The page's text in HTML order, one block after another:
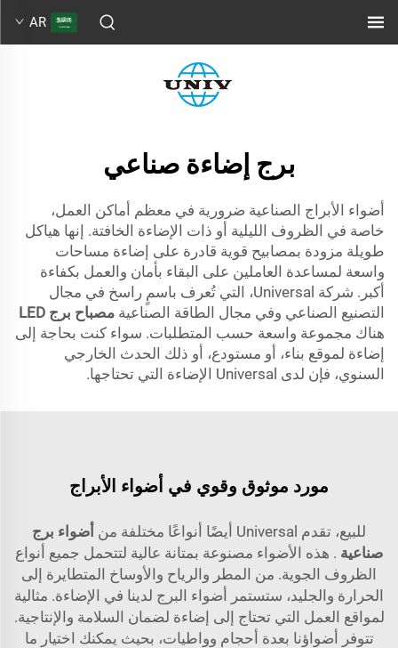
AR
برج إضاءة صناعي
أضواء الأبراج الصناعية ضرورية في معظم أماكن العمل،
خاصة في الظروف الليلية أو ذات الإضاءة الخافتة. إنها هياكل
طويلة مزودة بمصابيح قوية قادرة على إضاءة مساحات
واسعة لمساعدة العاملين على البقاء بأمان والعمل بكفاءة
أكبر. شركة Universal، التي تُعرف باسمٍ راسخ في مجال
التصنيع الصناعي وفي مجال الطاقة الصناعية مصباح برج LED
هناك مجموعة واسعة حسب المتطلبات. سواء كنت بحاجة إلى
إضاءة لموقع بناء، أو مستودع، أو ذلك الحدث الخارجي
السنوي، فإن لدى Universal الإضاءة التي تحتاجها.
مورد موثوق وقوي في أضواء الأبراج
للبيع، تقدم Universal أيضًا أنواعًا مختلفة من
أضواء برج
صناعية . هذه الأضواء مصنوعة بمتانة عالية لتتحمل جميع أنواع
الظروف الجوية. من المطر والرياح والأوساخ المتطايرة إلى
الحرارة والجليد، ستستمر أضواء البرج لدينا في الإضاءة. مثالية
لمواقع العمل التي تحتاج إلى إضاءة لضمان السلامة والإنتاجية.
تتوفر أضواؤنا بعدة أحجام وواطيات، بحيث يمكنك اختيار ما